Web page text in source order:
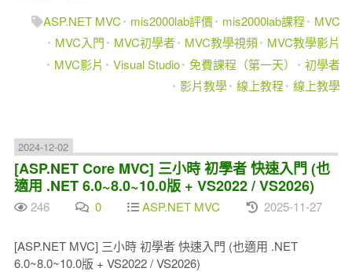
ASP.NET MVC
mis2000lab評價 mis2000lab課程
MVC
MVC入門
MVC初學者 MVC教學視頻
MVC教學影片
MVC影片
Visual Studio 免費課程（第一天）
初學者
影片教學 線上教程 線上教學
2024-12-02
[ASP.NET Core MVC] 三小時 初學者 快速入門 (也
適用 .NET 6.0~8.0~10.0版 + VS2022 / VS2026)
246 0 ASP.NET MVC 2025-11-27
[ASP.NET MVC] 三小時 初學者 快速入門 (也適用 .NET
6.0~8.0~10.0版 + VS2022 / VS2026)